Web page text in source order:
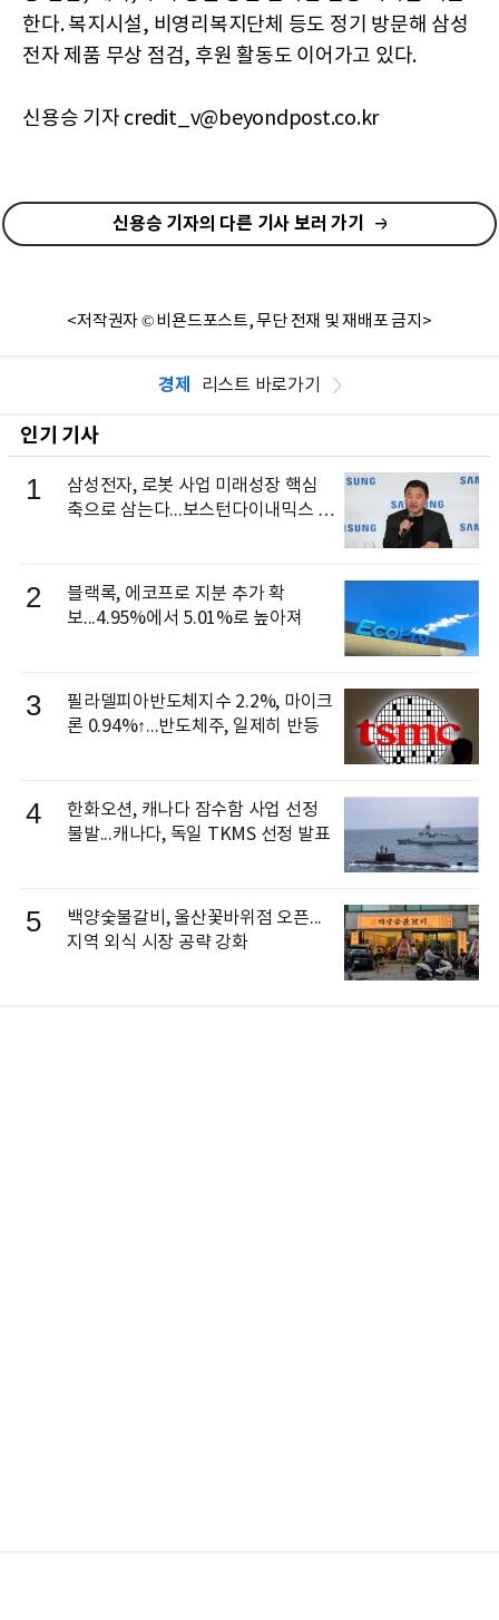
한다. 복지시설, 비영리복지단체 등도 정기 방문해 삼성
전자 제품 무상 점검, 후원 활동도 이어가고 있다.
신용승 기자 credit_v@beyondpost.co.kr
신용승 기자의 다른 기사 보러 가기
<저작권자 © 비욘드포스트, 무단 전재 및 재배포 금지>
경제 리스트 바로가기
인기 기사
1
삼성전자, 로봇 사업 미래성장 핵심
축으로 삼는다...보스턴다이내믹스 출
2
블랙록, 에코프로 지분 추가 확
보...4.95%에서 5.01%로 높아져
3
필라델피아반도체지수 2.2%, 마이크
론 0.94%↑...반도체주, 일제히 반등
4
한화오션, 캐나다 잠수함 사업 선정
불발...캐나다, 독일 TKMS 선정 발표
5
백양숯불갈비, 울산꽃바위점 오픈...
지역 외식 시장 공략 강화